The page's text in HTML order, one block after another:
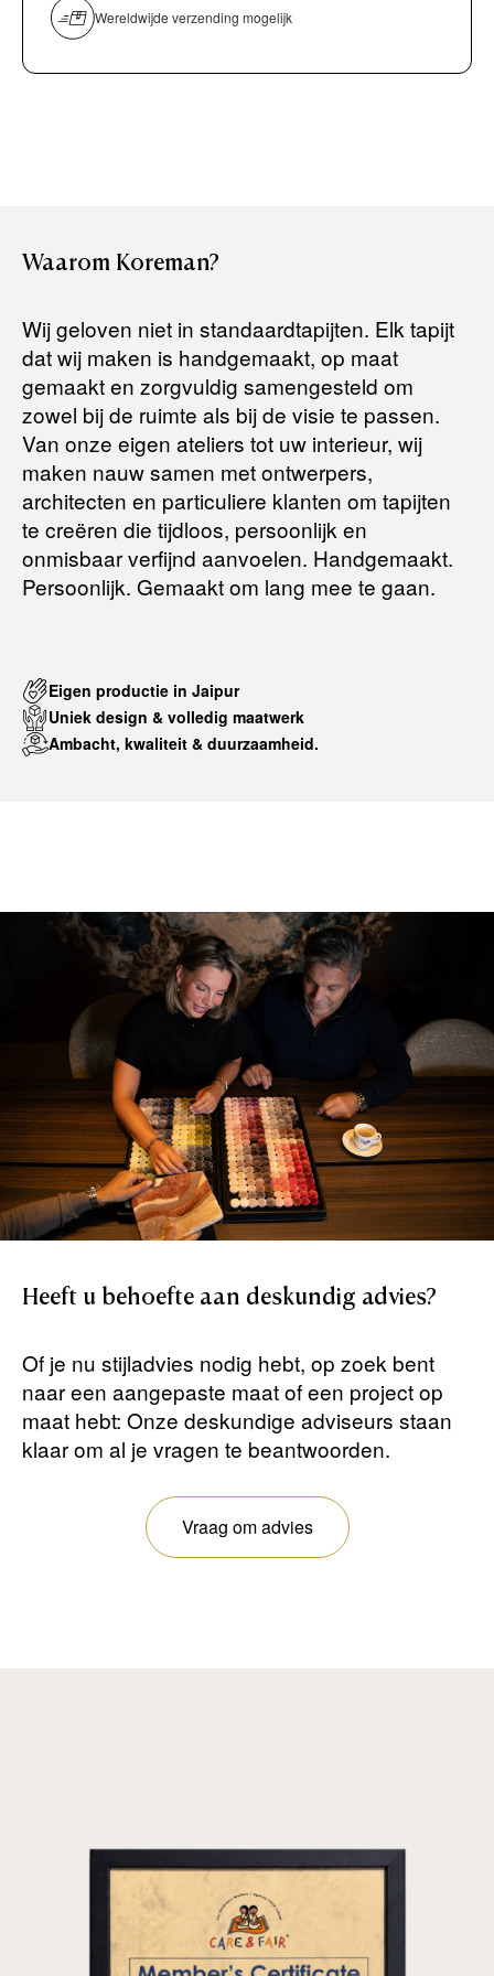
overmaken)
Bancontact / Mister Cash
aankoopbedrag zo snel mogelijk terug, maar uiterlijkbinnen 14
dagen na herroeping .
Voor meer informatie kunt u terecht op:
Terugbetalingsbeleid
Wereldwijde verzending mogelijk
Waarom Koreman?
Wij geloven niet in standaardtapijten. Elk tapijt
dat wij maken is handgemaakt, op maat
gemaakt en zorgvuldig samengesteld om
zowel bij de ruimte als bij de visie te passen.
Van onze eigen ateliers tot uw interieur, wij
maken nauw samen met ontwerpers,
architecten en particuliere klanten om tapijten
te creëren die tijdloos, persoonlijk en
onmisbaar verfijnd aanvoelen. Handgemaakt.
Persoonlijk. Gemaakt om lang mee te gaan.
Eigen productie in Jaipur
Uniek design & volledig maatwerk
Ambacht, kwaliteit & duurzaamheid.
Heeft u behoefte aan deskundig advies?
Of je nu stijladvies nodig hebt, op zoek bent
naar een aangepaste maat of een project op
maat hebt: Onze deskundige adviseurs staan ​​
klaar om al je vragen te beantwoorden.
Vraag om advies